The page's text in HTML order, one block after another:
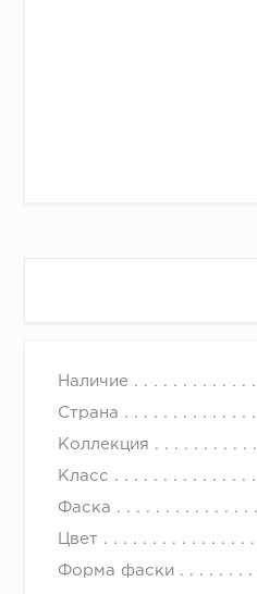
Наличие
Страна
Коллекция
Класс
Фаска
Цвет
Форма фаски